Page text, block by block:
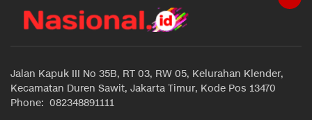
Jalan Kapuk III No 35B, RT 03, RW 05, Kelurahan Klender,
Kecamatan Duren Sawit, Jakarta Timur, Kode Pos 13470
Phone: 082348891111